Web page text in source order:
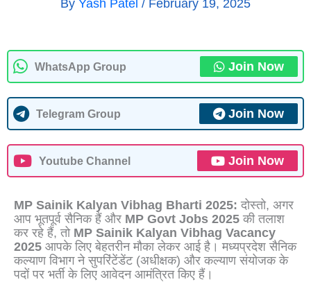
By Yash Patel / February 19, 2025
WhatsApp Group Join Now
Telegram Group Join Now
Youtube Channel Join Now
MP Sainik Kalyan Vibhag Bharti 2025: दोस्तो, अगर
आप भूतपूर्व सैनिक हैं और MP Govt Jobs 2025की तलाश
कर रहे हैं, तो MP Sainik Kalyan Vibhag Vacancy
2025आपके लिए बेहतरीन मौका लेकर आई है। मध्यप्रदेश सैनिक
कल्याण विभाग ने सुपरिंटेंडेंट (अधीक्षक) और कल्याण संयोजक के
पदों पर भर्ती के लिए आवेदन आमंत्रित किए हैं।